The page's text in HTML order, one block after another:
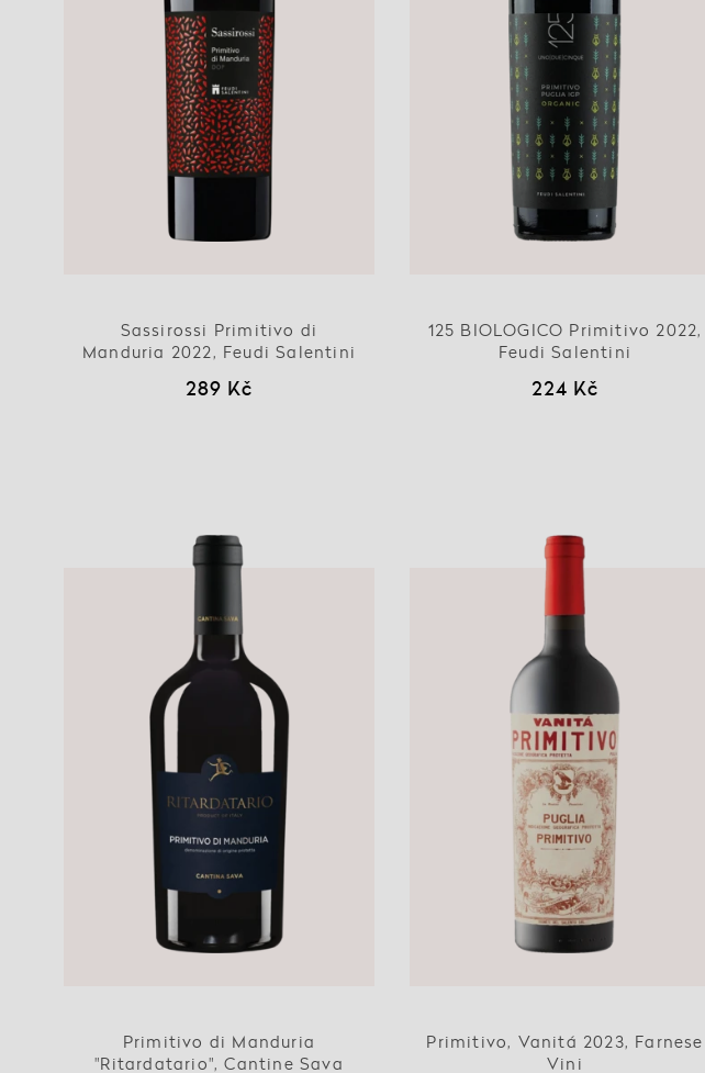
Sassirossi Primitivo di
Manduria 2022, Feudi Salentini
289 Kč
125 BIOLOGICO Primitivo 2022,
Feudi Salentini
224 Kč
Primitivo di Manduria
"Ritardatario", Cantine Sava
Primitivo, Vanitá 2023, Farnese
Vini